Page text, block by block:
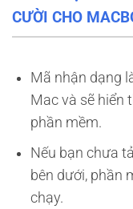
CƯỜI CHO
Mã nhận dạng
Mac và sẽ hiển
phần mềm.
Nếu bạn chưa
bên dưới, phần
chạy.